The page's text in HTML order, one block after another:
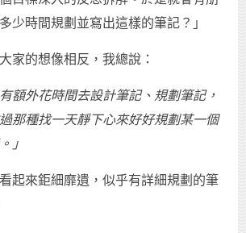
少時間規劃並寫出這樣的筆記？」
家的想像相反，我總說：
額外花時間去設計筆記、規劃筆記，
那種找一天靜下心來好好規劃某一個
」
起來鉅細靡遺，似乎有詳細規劃的筆